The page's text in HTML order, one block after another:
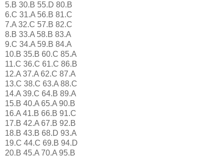
5.B 30.B 55.D 80.B
6.C 31.A 56.B 81.C
7.A 32.C 57.B 82.C
8.B 33.A 58.B 83.A
9.C 34.A 59.B 84.A
10.B 35.B 60.C 85.A
11.C 36.C 61.C 86.B
12.A 37.A 62.C 87.A
13.C 38.C 63.A 88.C
14.A 39.C 64.B 89.A
15.B 40.A 65.A 90.B
16.A 41.B 66.B 91.C
17.B 42.A 67.B 92.B
18.B 43.B 68.D 93.A
19.C 44.C 69.B 94.D
20.B 45.A 70.A 95.B